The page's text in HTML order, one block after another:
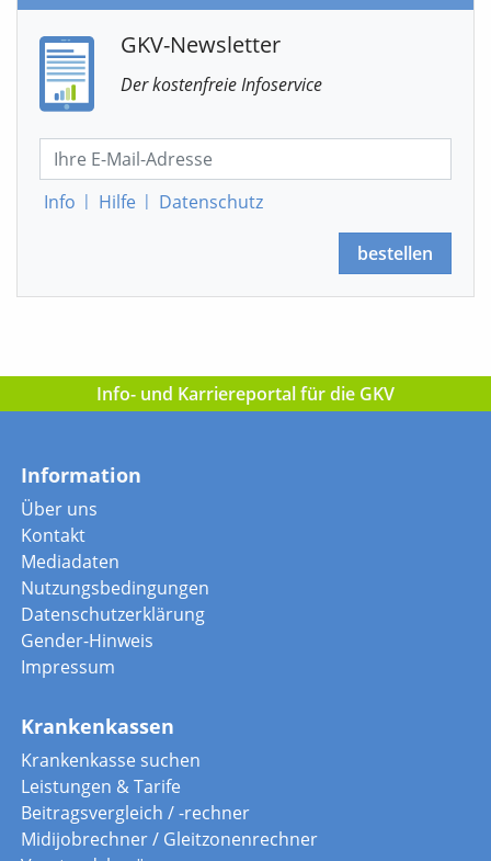
GKV-Newsletter
Der kostenfreie Infoservice
Info | Hilfe | Datenschutz
bestellen
Info- und Karriereportal für die GKV
Information
Über uns
Kontakt
Mediadaten
Nutzungsbedingungen
Datenschutzerklärung
Gender-Hinweis
Impressum
Krankenkassen
Krankenkasse suchen
Leistungen & Tarife
Beitragsvergleich / -rechner
Midijobrechner / Gleitzonenrechner